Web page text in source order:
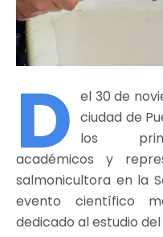
D el 30 de
ciudad de
los
académicos y
salmonicultora en la
evento científico
dedicado al estudio